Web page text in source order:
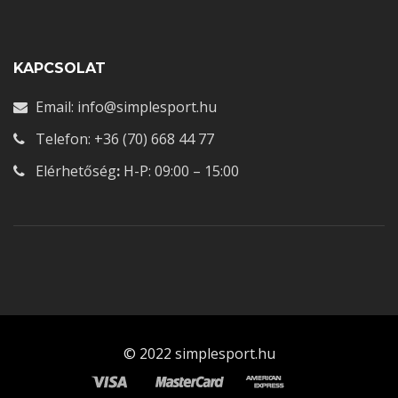
KAPCSOLAT
Email: info@simplesport.hu
Telefon: +36 (70) 668 44 77
Elérhetőség: H-P: 09:00 – 15:00
© 2022 simplesport.hu